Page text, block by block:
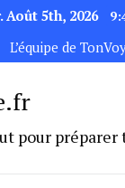
Août 5th, 2026
L’équipe de
pour préparer